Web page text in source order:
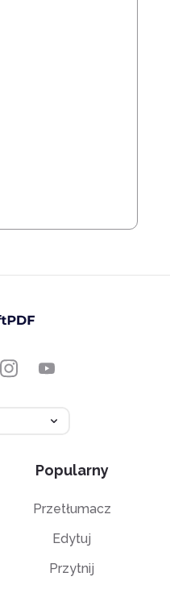
Popularny
Przetłumacz
Edytuj
Przytnij